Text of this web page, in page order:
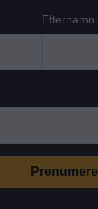
Efternamn: